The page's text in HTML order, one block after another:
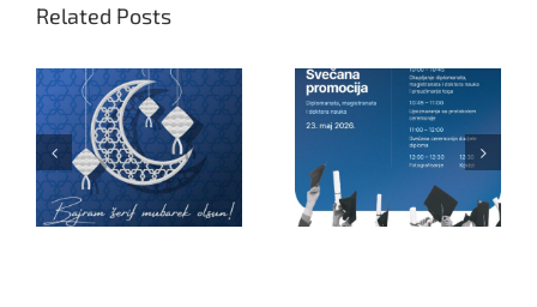
Related Posts
Svečana promocija
diplomanata,
magistranata i doktora
nauka
Neradni dani povodom
Prvog maja –
čestitamo Praznik
rada!